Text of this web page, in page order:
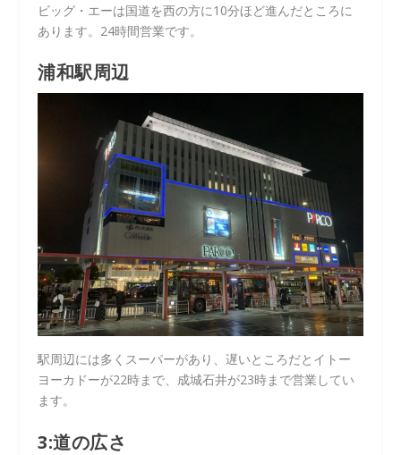
ビッグ・エーは国道を西の方に10分ほど進んだところに
あります。24時間営業です。
浦和駅周辺
駅周辺には多くスーパーがあり、遅いところだとイトー
ヨーカドーが22時まで、成城石井が23時まで営業してい
ます。
3:道の広さ